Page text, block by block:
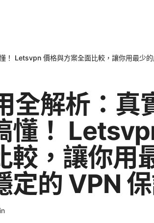
！ Letsvpn 價格與方案全面比較，讓你用最少
全解析：真
懂！
較，讓你用
定的 VPN